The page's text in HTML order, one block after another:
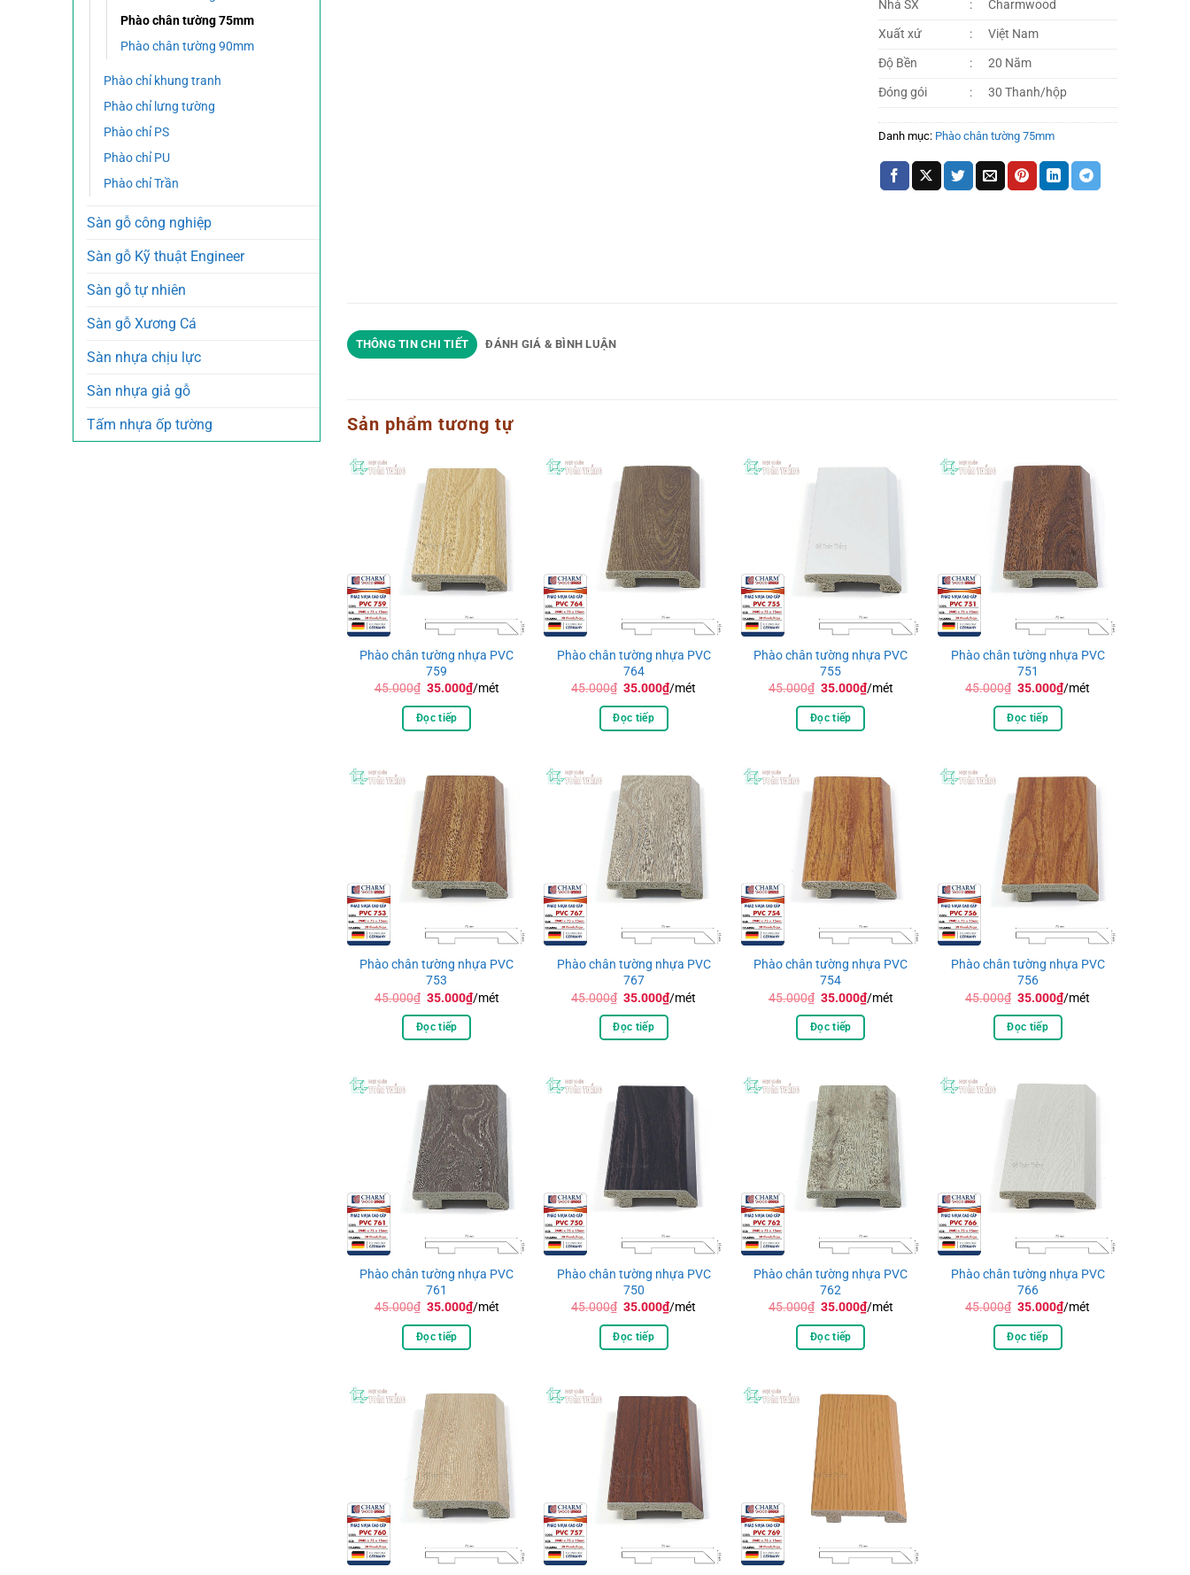
Phào chân tường 75mm
Phào chân tường 90mm
Phào chỉ khung tranh
Phào chỉ lưng tường
Phào chỉ PS
Phào chỉ PU
Phào chỉ Trần
Sàn gỗ công nghiệp
Sàn gỗ Kỹ thuật Engineer
Sàn gỗ tự nhiên
Sàn gỗ Xương Cá
Sàn nhựa chịu lực
Sàn nhựa giả gỗ
Tấm nhựa ốp tường
Nhà SX
:
Charmwood
Xuất xứ
:
Việt Nam
Độ Bền
:
20 Năm
Đóng gói
: 30 Thanh/hộp
Danh mục: Phào chân tường 75mm
THÔNG TIN CHI TIẾT ĐÁNH GIÁ & BÌNH LUẬN
Sản phẩm tương tự
Phào chân tường nhựa PVC
759
45.000₫ Giá
là:
45.000₫.
35.000₫Giá
hiện
/mét
Đọc tiếp
Phào chân tường nhựa PVC
764
45.000₫ Giá
là:
45.000₫.
35.000₫Giá
hiện
/mét
Đọc tiếp
Phào chân tường nhựa PVC
755
45.000₫ Giá
là:
45.000₫.
35.000₫Giá
hiện
/mét
Đọc tiếp
Phào chân tường nhựa PVC
751
45.000₫ Giá
là:
45.000₫.
35.000₫Giá
hiện
/mét
Đọc tiếp
Phào chân tường nhựa PVC
753
45.000₫ Giá
là:
45.000₫.
35.000₫Giá
hiện
/mét
Đọc tiếp
Phào chân tường nhựa PVC
767
45.000₫ Giá
là:
45.000₫.
35.000₫Giá
hiện
/mét
Đọc tiếp
Phào chân tường nhựa PVC
754
45.000₫ Giá
là:
45.000₫.
35.000₫Giá
hiện
/mét
Đọc tiếp
Phào chân tường nhựa PVC
756
45.000₫ Giá
là:
45.000₫.
35.000₫Giá
hiện
/mét
Đọc tiếp
Phào chân tường nhựa PVC
761
45.000₫ Giá
là:
45.000₫.
35.000₫Giá
hiện
/mét
Đọc tiếp
Phào chân tường nhựa PVC
750
45.000₫ Giá
là:
45.000₫.
35.000₫Giá
hiện
/mét
Đọc tiếp
Phào chân tường nhựa PVC
762
45.000₫ Giá
là:
45.000₫.
35.000₫Giá
hiện
/mét
Đọc tiếp
Phào chân tường nhựa PVC
766
45.000₫ Giá
là:
45.000₫.
35.000₫Giá
hiện
/mét
Đọc tiếp